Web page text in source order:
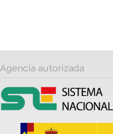
Agencia autorizada